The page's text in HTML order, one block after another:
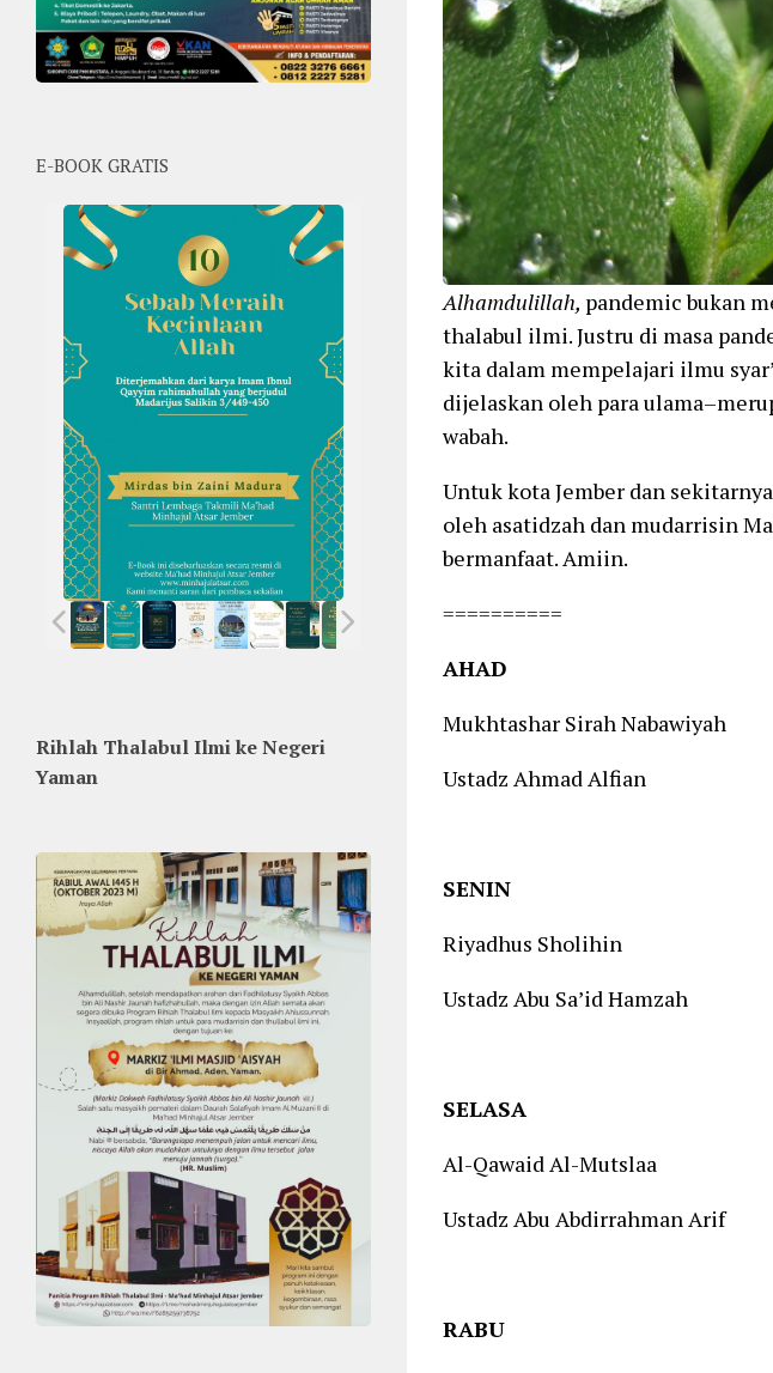
Alhamdulillah, pandemic bukan
thalabul ilmi. Justru di masa
kita dalam mempelajari ilmu
dijelaskan oleh para
wabah.
Untuk kota Jember dan
oleh asatidzah dan mudarrisin
bermanfaat. Amiin.
==========
AHAD
Mukhtashar Sirah Nabawiyah
Ustadz Ahmad Alfian
SENIN
Riyadhus Sholihin
Ustadz Abu Sa’id Hamzah
SELASA
Al-Qawaid Al-Mutslaa
Ustadz Abu Abdirrahman Arif
RABU
E-BOOK GRATIS
Rihlah Thalabul Ilmi ke Negeri
Yaman